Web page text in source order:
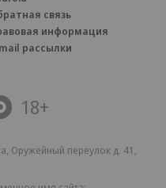
связь
информация
рассылки
18+
Оружейный переулок д. 41,